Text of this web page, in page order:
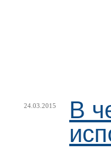
24.03.2015
В